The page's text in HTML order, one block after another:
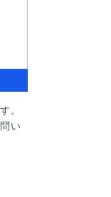
。
い